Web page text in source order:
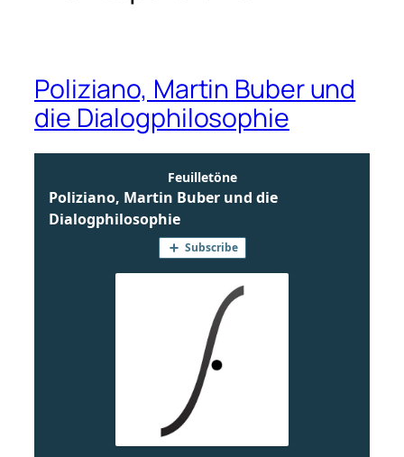
Poliziano, Martin Buber und
die Dialogphilosophie